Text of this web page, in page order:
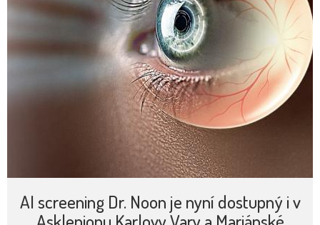
AI screening Dr. Noon je nyní dostupný i v